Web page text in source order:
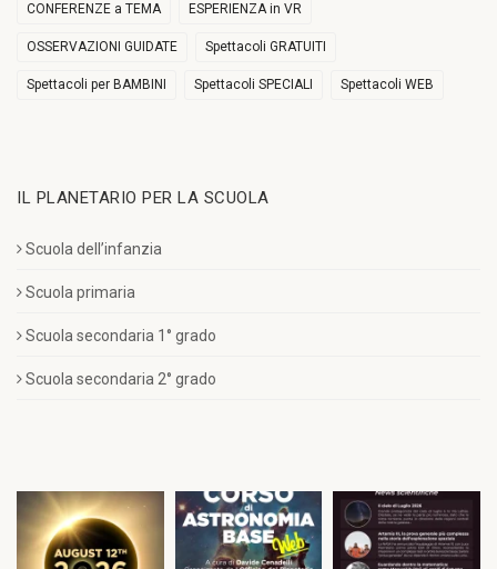
CONFERENZE a TEMA ESPERIENZA in VR
OSSERVAZIONI GUIDATE Spettacoli GRATUITI
Spettacoli per BAMBINI Spettacoli SPECIALI Spettacoli WEB
IL PLANETARIO PER LA SCUOLA
Scuola dell’infanzia
Scuola primaria
Scuola secondaria 1° grado
Scuola secondaria 2° grado